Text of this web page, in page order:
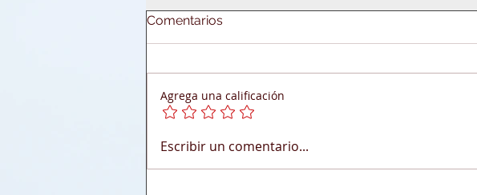
Oportunidades de empleo
Comentarios
Agrega una calificación
Escribir un comentario...